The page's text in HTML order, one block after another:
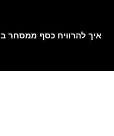
איך להרוויח כסף ממסחר ב 90 ימים